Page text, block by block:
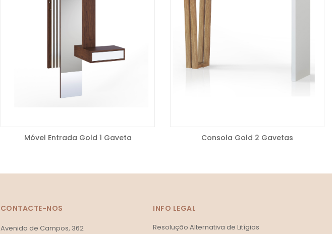
Móvel Entrada Gold 1 Gaveta Consola Gold 2 Gavetas
CONTACTE-NOS
Avenida de Campos, 362
INFO LEGAL
Resolução Alternativa de Litígios